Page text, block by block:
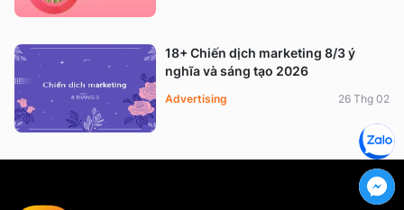
18+ Chiến dịch marketing 8/3 ý
nghĩa và sáng tạo 2026
Advertising 26 Thg 02